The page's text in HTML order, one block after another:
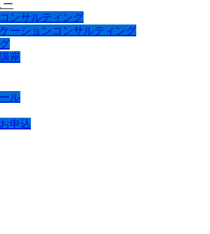
ー
ンサルティング
ーションコンサルティング
座
ル
申込